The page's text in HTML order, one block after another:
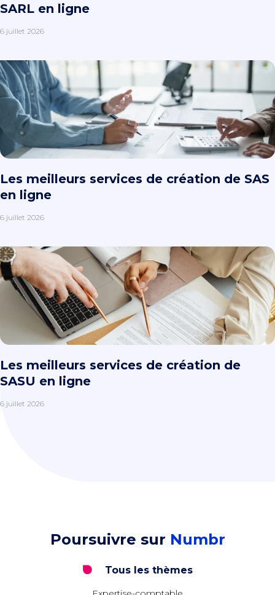
SARL en ligne
6 juillet 2026
Les meilleurs services de création de SAS
en ligne
6 juillet 2026
Les meilleurs services de création de
SASU en ligne
6 juillet 2026
Poursuivre sur Numbr
Tous les thèmes